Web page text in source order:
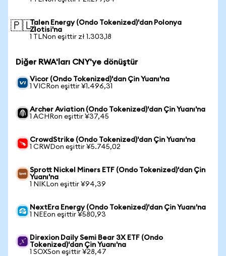
🇵🇱Talen Energy (Ondo Tokenized)'dan Polonya
Zlotisi'na
1 TLNon eşittir zł 1.303,18
Diğer RWA'ları CNY'ye dönüştür
Vicor (Ondo Tokenized)'dan Çin Yuanı'na
1 VICRon eşittir ¥1.496,31
Archer Aviation (Ondo Tokenized)'dan Çin Yuanı'na
1 ACHRon eşittir ¥37,45
CrowdStrike (Ondo Tokenized)'dan Çin Yuanı'na
1 CRWDon eşittir ¥5.745,02
Sprott Nickel Miners ETF (Ondo Tokenized)'dan Çin
Yuanı'na
1 NIKLon eşittir ¥94,39
NextEra Energy (Ondo Tokenized)'dan Çin Yuanı'na
1 NEEon eşittir ¥580,93
Direxion Daily Semi Bear 3X ETF (Ondo
Tokenized)'dan Çin Yuanı'na
1 SOXSon eşittir ¥28,47